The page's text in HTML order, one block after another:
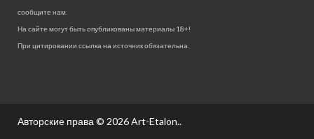
сообщите нам.
На сайте могут быть опубликованы материалы 18+!
При цитировании ссылка на источник обязательна.
Авторские права © 2026Art-Etalon..